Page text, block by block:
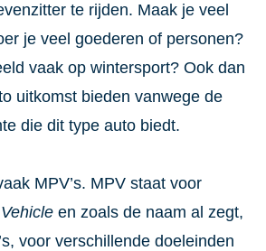
te rijden. Maak je veel
je veel goederen of personen?
vaak op wintersport? Ook dan
uitkomst bieden vanwege de
die dit type auto biedt.
MPV’s. MPV staat voor
en zoals de naam al zegt,
voor verschillende doeleinden